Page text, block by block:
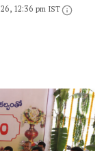
12:36 pm IST